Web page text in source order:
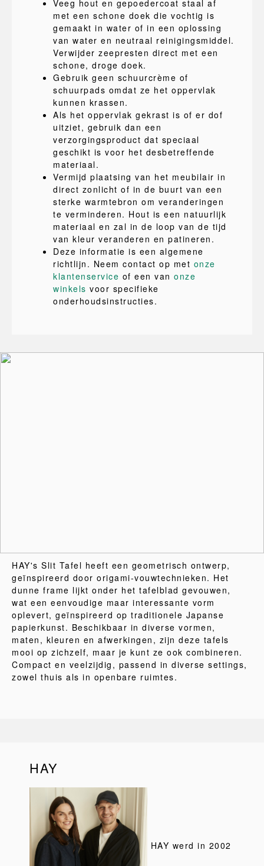
Veeg hout en gepoedercoat staal af
met een schone doek die vochtig is
gemaakt in water of in een oplossing
van water en neutraal reinigingsmiddel.
Verwijder zeepresten direct met een
schone, droge doek.
Gebruik geen schuurcrème of
schuurpads omdat ze het oppervlak
kunnen krassen.
Als het oppervlak gekrast is of er dof
uitziet, gebruik dan een
verzorgingsproduct dat speciaal
geschikt is voor het desbetreffende
materiaal.
Vermijd plaatsing van het meubilair in
direct zonlicht of in de buurt van een
sterke warmtebron om veranderingen
te verminderen. Hout is een natuurlijk
materiaal en zal in de loop van de tijd
van kleur veranderen en patineren.
Deze informatie is een algemene
richtlijn. Neem contact op met onze
klantenservice of een van onze
winkels voor specifieke
onderhoudsinstructies.
HAY's Slit Tafel heeft een geometrisch ontwerp,
geïnspireerd door origami-vouwtechnieken. Het
dunne frame lijkt onder het tafelblad gevouwen,
wat een eenvoudige maar interessante vorm
oplevert, geïnspireerd op traditionele Japanse
papierkunst. Beschikbaar in diverse vormen,
maten, kleuren en afwerkingen, zijn deze tafels
mooi op zichzelf, maar je kunt ze ook combineren.
Compact en veelzijdig, passend in diverse settings,
zowel thuis als in openbare ruimtes.
HAY
HAY werd in 2002